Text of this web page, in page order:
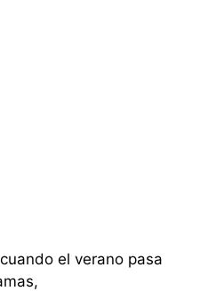
el verano pasa